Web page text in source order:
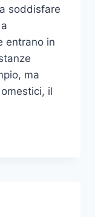
soddisfare
entrano in
ma
il